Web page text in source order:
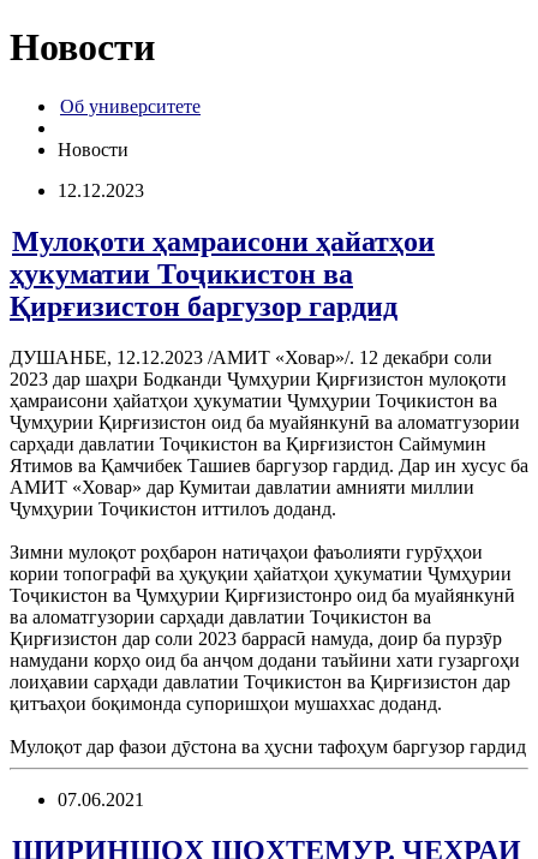
Новости
Об университете
Новости
12.12.2023
Мулоқоти ҳамраисони ҳайатҳои
ҳукуматии Тоҷикистон ва
Қирғизистон баргузор гардид
ДУШАНБЕ, 12.12.2023 /АМИТ «Ховар»/. 12 декабри соли
2023 дар шаҳри Бодканди Ҷумҳурии Қирғизистон мулоқоти
ҳамраисони ҳайатҳои ҳукуматии Ҷумҳурии Тоҷикистон ва
Ҷумҳурии Қирғизистон оид ба муайянкунӣ ва аломатгузории
сарҳади давлатии Тоҷикистон ва Қирғизистон Саймумин
Ятимов ва Қамчибек Ташиев баргузор гардид. Дар ин хусус ба
АМИТ «Ховар» дар Кумитаи давлатии амнияти миллии
Ҷумҳурии Тоҷикистон иттилоъ доданд.
Зимни мулоқот роҳбарон натиҷаҳои фаъолияти гурӯҳҳои
кории топографӣ ва ҳуқуқии ҳайатҳои ҳукуматии Ҷумҳурии
Тоҷикистон ва Ҷумҳурии Қирғизистонро оид ба муайянкунӣ
ва аломатгузории сарҳади давлатии Тоҷикистон ва
Қирғизистон дар соли 2023 баррасӣ намуда, доир ба пурзӯр
намудани корҳо оид ба анҷом додани таъйини хати гузаргоҳи
лоиҳавии сарҳади давлатии Тоҷикистон ва Қирғизистон дар
қитъаҳои боқимонда супоришҳои мушаххас доданд.
Мулоқот дар фазои дӯстона ва ҳусни тафоҳум баргузор гардид
07.06.2021
ШИРИНШОҲ ШОҲТЕМУР. ЧЕҲРАИ